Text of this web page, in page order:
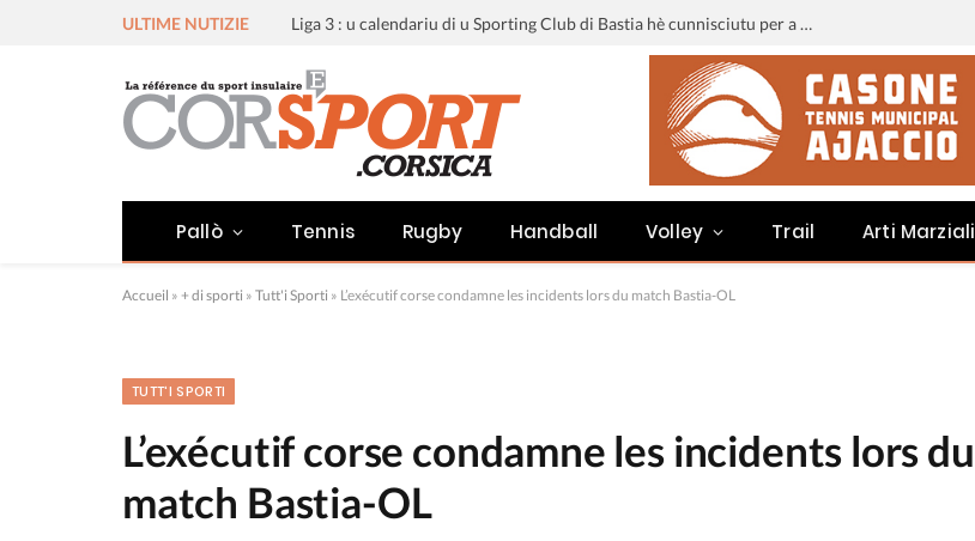
ULTIME NUTIZIE Liga 3 : u calendariu di u Sporting Club di Bastia hè cunnisciutu per a staghjoni 2026-2027
Pallò Tennis Rugby Handball Volley Trail Arti Marziali
Accueil » + di sporti » Tutt'i Sporti » L’exécutif corse condamne les incidents lors du match Bastia-OL
TUTT'I SPORTI
L’exécutif corse condamne les incidents lors du
match Bastia-OL